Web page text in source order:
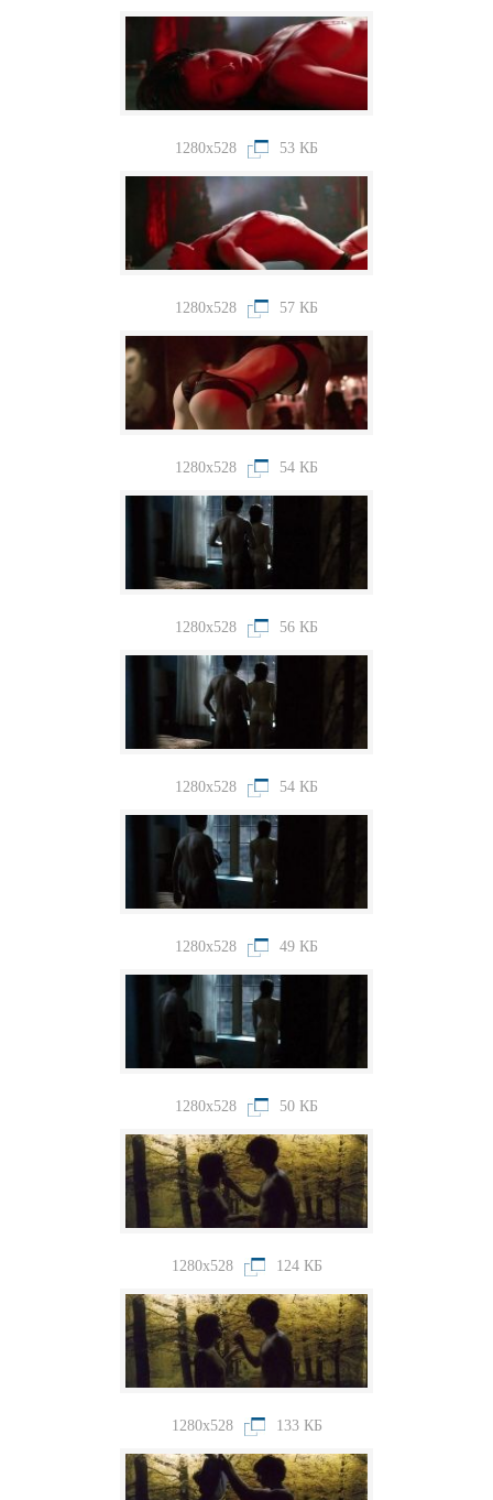
1280x528 53 КБ
1280x528 57 КБ
1280x528 54 КБ
1280x528 56 КБ
1280x528 54 КБ
1280x528 49 КБ
1280x528 50 КБ
1280x528 124 КБ
1280x528 133 КБ